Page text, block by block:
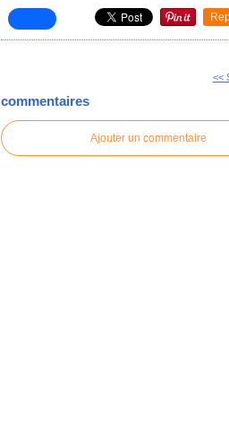
<<
commentaires
Ajouter un commentaire